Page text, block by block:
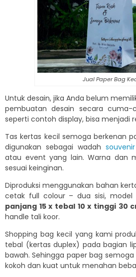
Jual Paper Bag
Untuk desain, jika Anda belum
pembuatan desain secara cuma-
seperti contoh display, bisa menjadi
Tas kertas kecil semoga berkenan
digunakan sebagai wadah souvenir
atau event yang lain. Warna dan
sesuai keinginan.
Diproduksi menggunakan bahan
cetak full colour – dua sisi, model
panjang 15 x tebal 10 x tinggi 30
handle tali koor.
Shopping bag kecil yang kami
tebal (kertas duplex) pada bagian
bawah. Sehingga paper bag
kokoh dan kuat untuk menahan